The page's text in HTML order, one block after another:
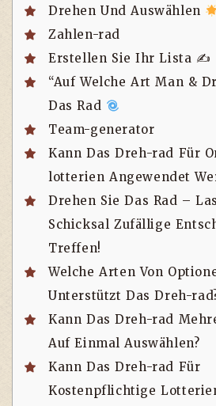
Drehen Und Auswählen
Zahlen-rad
Erstellen Sie Ihr Lista ✍️
“Auf Welche Art Man &
Das Rad
Team-generator
Kann Das Dreh-rad Für
lotterien Angewendet
Drehen Sie Das Rad –
Schicksal Zufällige
Treffen!
Welche Arten Von
Unterstützt Das Dreh-
Kann Das Dreh-rad
Auf Einmal Auswählen?
Kann Das Dreh-rad Für
Kostenpflichtige